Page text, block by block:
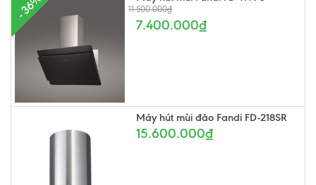
- 36% 11.500.000₫
7.400.000₫
Máy hút mùi đảo Fandi FD-218SR
15.600.000₫